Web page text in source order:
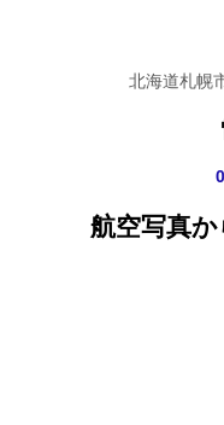
北海道札幌
航空写真